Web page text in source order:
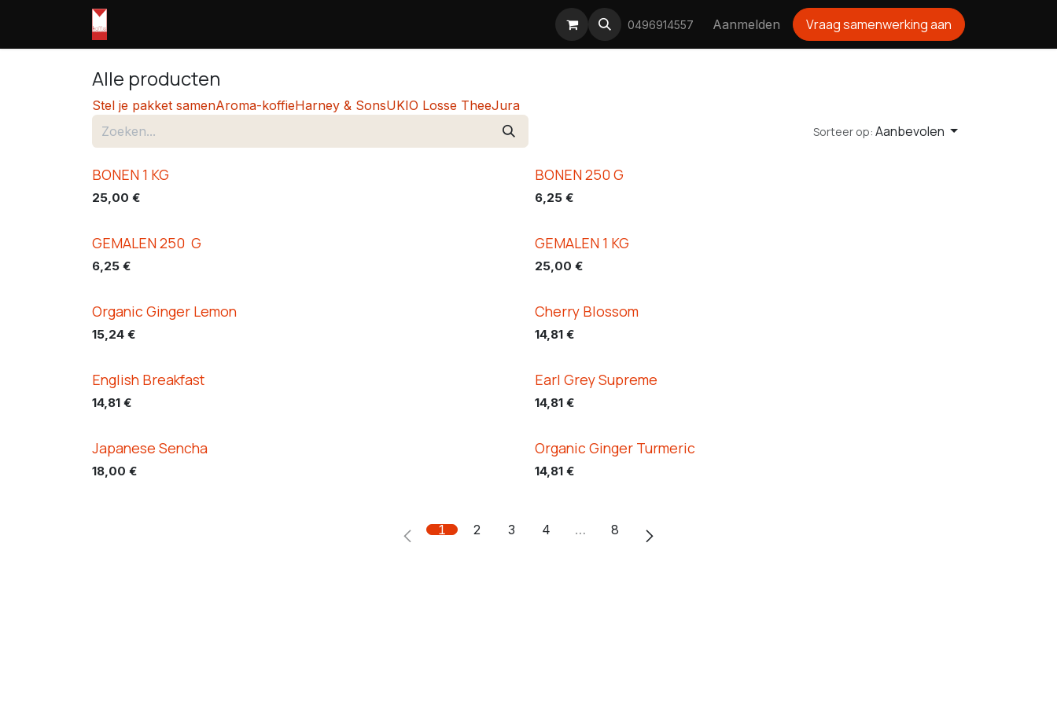
Overslaan naar inhoud
0496914557 Aanmelden Vraag samenwerking aan
Alle producten
Stel je pakket samenAroma-koffieHarney & SonsUKIO Losse TheeJura
Sorteer op: Aanbevolen
Best Verkocht
​BONEN 1 KG
25,00 € Best Verkocht
​BONEN 250 G
6,25€
Best Verkocht
​GEMALEN 250 G
6,25 €
​GEMALEN 1 KG
25,00 €
Organic Ginger Lemon
15,24 €
Cherry Blossom
14,81€
English Breakfast
14,81 €
Earl Grey Supreme
14,81€
Japanese Sencha
18,00 €
Organic Ginger Turmeric
14,81€
1 2 3 4 … 8